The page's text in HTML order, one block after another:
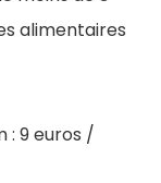
alimentaires
: 9 euros /